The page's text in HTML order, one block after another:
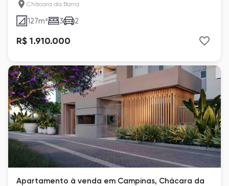
Chácara da Barra
127m² 3 2
R$ 1.910.000
Apartamento à venda em Campinas, Chácara da